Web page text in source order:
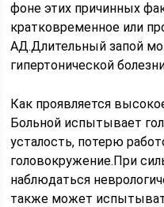
фоне этих причинных
кратковременное или
АД.Длительный запой
гипертонической
Как проявляется
Больной испытывает
усталость, потерю
головокружение.При
наблюдаться
также может